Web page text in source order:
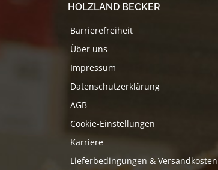
HOLZLAND BECKER
Barrierefreiheit
Über uns
Impressum
Datenschutzerklärung
AGB
Cookie-Einstellungen
Karriere
Lieferbedingungen & Versandkosten